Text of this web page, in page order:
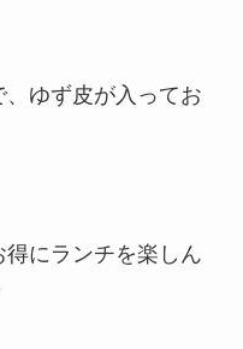
ゆず皮が入ってお
にランチを楽しん